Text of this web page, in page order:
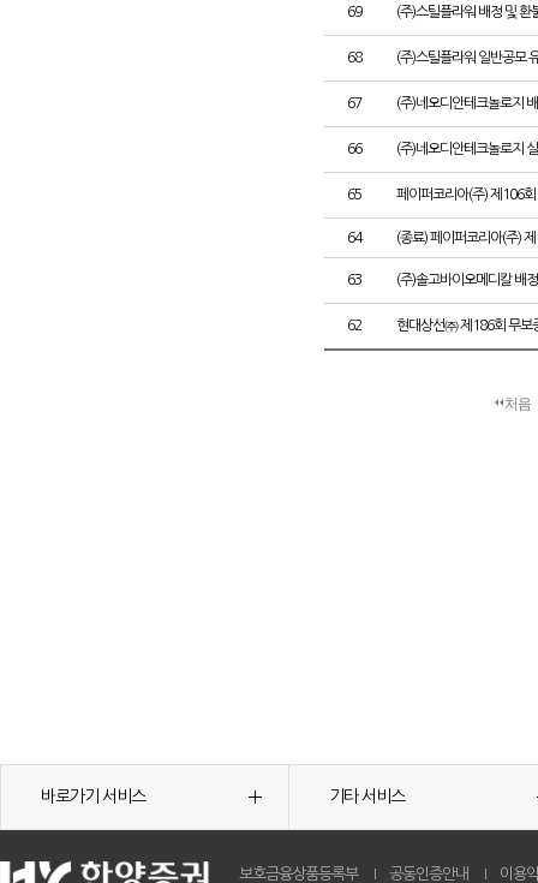
69 (주)스틸플라워 배정 및 환
68 (주)스틸플라워 일반공모
67 (주)네오디안테크놀로지
66 (주)네오디안테크놀로지
65 페이퍼코리아(주) 제106
64 (종료) 페이퍼코리아(주)
63 (주)솔고바이오메디칼 배
62 현대상선㈜ 제186회 무보
처음
바로가기 서비스 기타 서비스
보호금융상품등록부 공동인증안내 이용